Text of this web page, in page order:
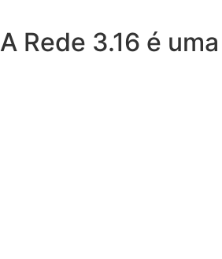
A Rede 3.16 é